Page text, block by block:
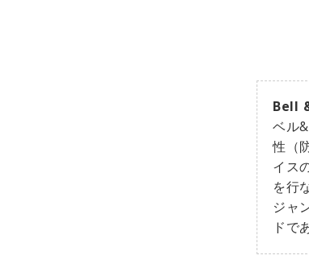
Bell
ベル
性（
イス
を行
ジャ
ドで